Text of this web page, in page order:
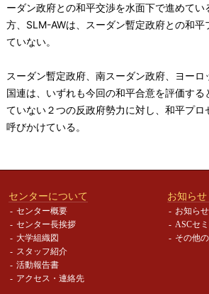
ーダン政府との和平交渉を水面下で進めて
方、SLM-AWは、スーダン暫定政府との和平
ていない。
スーダン暫定政府、南スーダン政府、ヨーロ
国連は、いずれも今回の和平合意を評価する
ていない２つの反政府勢力に対し、和平プロ
呼びかけている。
センターについて
センター概要
センター長挨拶
大学組織図
スタッフ紹介
活動報告書
アクセス・連絡先
お知らせ
お知らせ
ASCセ
その他